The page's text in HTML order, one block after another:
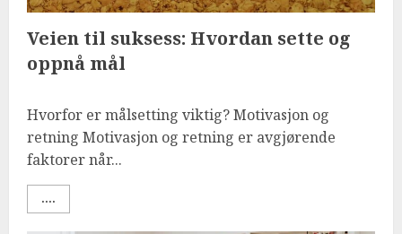
Veien til suksess: Hvordan sette og
oppnå mål
Hvorfor er målsetting viktig? Motivasjon og
retning Motivasjon og retning er avgjørende
faktorer når...
....